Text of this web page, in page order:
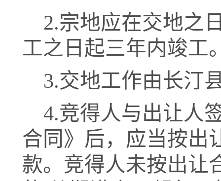
2.宗地应在交地之
工之日起三年内竣工
3.交地工作由长汀
4.竞得人与出让人
合同》后，应当按出
款。竞得人未按出让